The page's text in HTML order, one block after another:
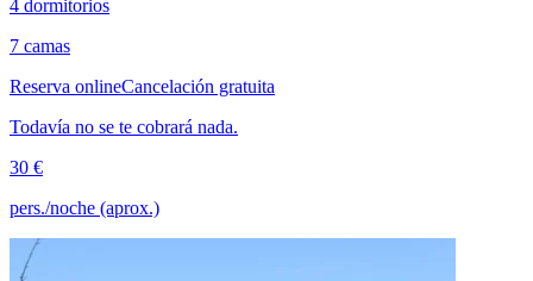
4 dormitorios
7 camas
Reserva onlineCancelación gratuita
Todavía no se te cobrará nada.
30 €
pers./noche (aprox.)